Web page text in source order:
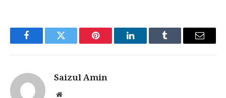
FacebookTwitter Pinterest LinkedInTumblr Email
Saizul Amin
Website